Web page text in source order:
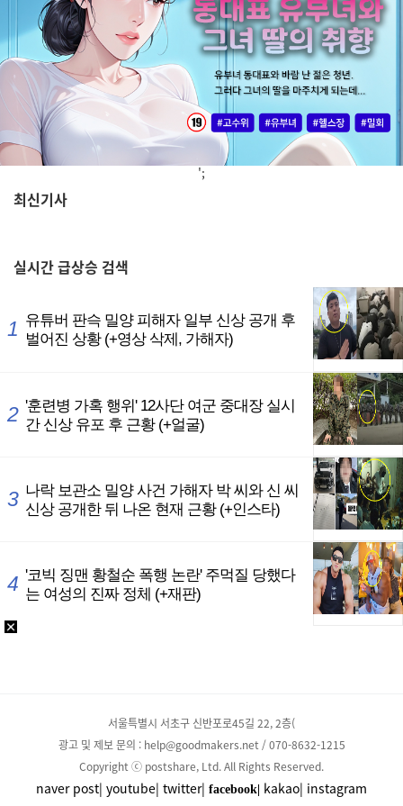
';
최신기사
실시간급상승 검색
서울특별시 서초구 신반포로45길 22, 2층(
광고 및 제보 문의 : help@goodmakers.net / 070-8632-1215
Copyright ⓒ postshare, Ltd. All Rights Reserved.
naver post| youtube| twitter| facebook| kakao| instagram